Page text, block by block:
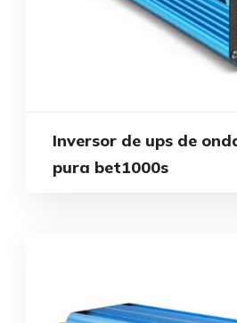
Inversor de ups de
pura bet1000s